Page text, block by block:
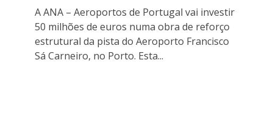
A ANA – Aeroportos de Portugal vai investir
50 milhões de euros numa obra de reforço
estrutural da pista do Aeroporto Francisco
Sá Carneiro, no Porto. Esta...